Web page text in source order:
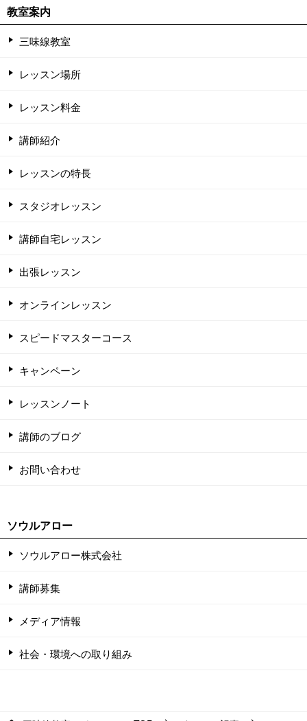
教室案内
三味線教室
レッスン場所
レッスン料金
講師紹介
レッスンの特長
スタジオレッスン
講師自宅レッスン
出張レッスン
オンラインレッスン
スピードマスターコース
キャンペーン
レッスンノート
講師のブログ
お問い合わせ
ソウルアロー
ソウルアロー株式会社
講師募集
メディア情報
社会・環境への取り組み